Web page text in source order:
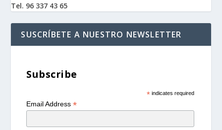
Tel. 96 337 43 65
SUSCRÍBETE A NUESTRO NEWSLETTER
Subscribe
*indicates required
Email Address*